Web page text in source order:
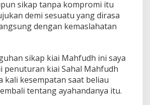
sikap tanpa kompromi itu
demi sesuatu yang dirasa
dengan kemaslahatan
sikap kiai Mahfudh ini saya
penuturan kiai Sahal Mahfudh
kali kesempatan saat beliau
tentang ayahandanya itu.